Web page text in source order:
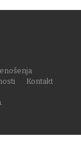
Kontakt